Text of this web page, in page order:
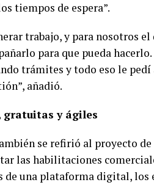
tiempos de espera”.
trabajo, y para nosotros el
para que pueda
trámites y todo eso le pedí
añadió.
y ágiles
se refirió al proyecto
las habilitaciones
de una plataforma digital, los